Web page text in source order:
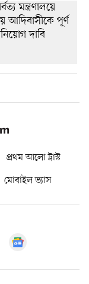
প্রথম আলো ট্রাস্ট
মোবাইল ভ্যাস